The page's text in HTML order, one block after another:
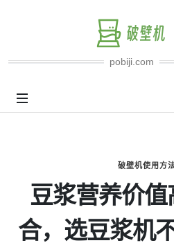
pobiji.com
破壁机使用方
豆浆营养价
合，选豆浆机